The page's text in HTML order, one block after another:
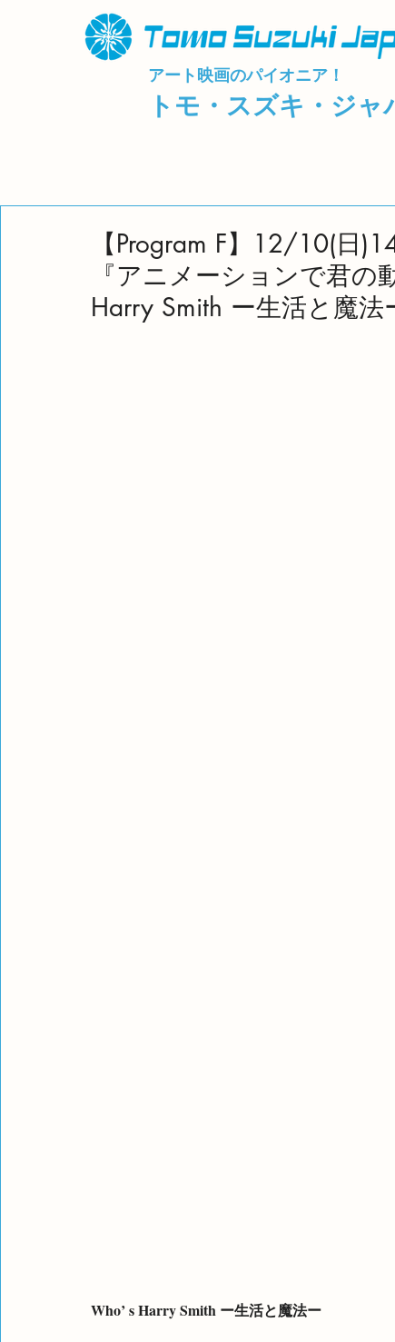
アート映画のパイオニア！
トモ・スズキ・ジャ
【Program F】12/10(日
『アニメーションで君
Harry Smith ー生活と魔法
Who’ s Harry Smith ー生活と魔法ー